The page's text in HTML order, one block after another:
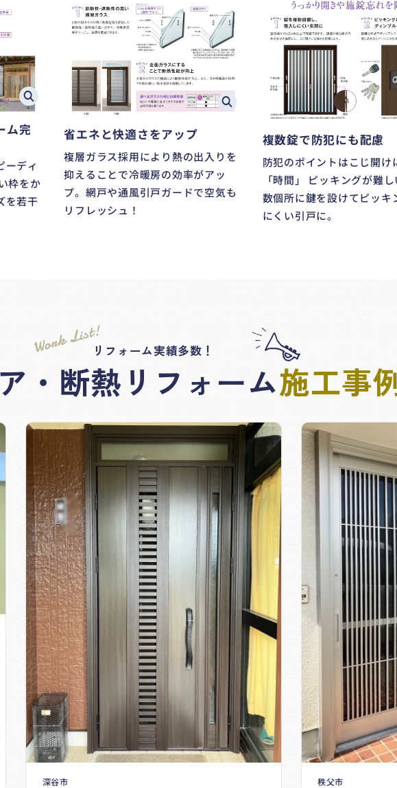
ム完
ーディ
枠をか
を若干
省エネと快適さをアップ
複層ガラス採用により熱の出入りを
抑えることで冷暖房の効率がアッ
プ。網戸や通風引戸ガードで空気も
リフレッシュ！
複数錠で防犯にも配慮
防犯のポイントはこじ開け
「時間」 ピッキングが難
数個所に鍵を設けてピッキ
にくい引戸に。
Work List!リフォーム実績多数！
・断熱リフォーム施工事
深谷市
秩父市